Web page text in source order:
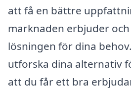
att få en bättre
marknaden erbjuder
lösningen för dina
utforska dina alternativ
att du får ett bra